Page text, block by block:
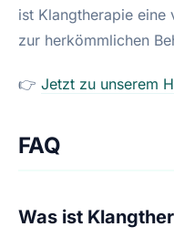
ist Klangtherapie eine
zur herkömmlichen
👉 Jetzt zu unserem
FAQ
Was ist